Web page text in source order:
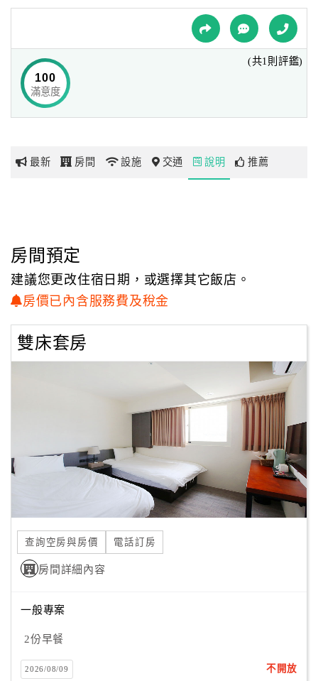
球
網
玩
地
圖
顧
務
訂
單
管
理
員
戶
100
滿意度
(共1則評鑑)
最新 房間 設施 交通 說明 推薦
房間預定
建議您更改住宿日期，或選擇其它飯店。
房價已內含服務費及稅金
雙床套房
查詢空房與房價 電話訂房
房間詳細內容
一般專案
2份早餐
2026/08/09 不開放